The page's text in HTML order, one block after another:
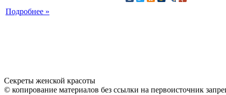
Подробнее »
Секреты женской красоты
© копирование материалов без ссылки на первоисточник